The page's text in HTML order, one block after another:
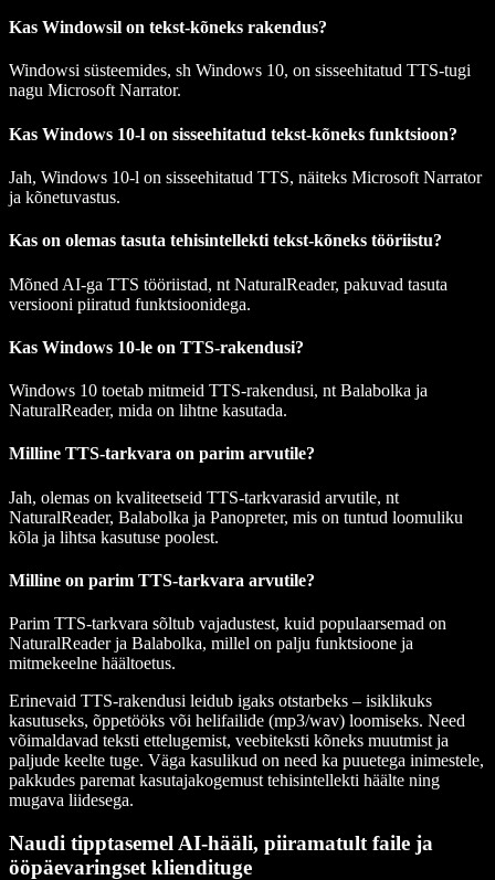
Kas Windowsil on tekst-kõneks rakendus?
Windowsi süsteemides, sh Windows 10, on sisseehitatud TTS-tugi
nagu Microsoft Narrator.
Kas Windows 10-l on sisseehitatud tekst-kõneks funktsioon?
Jah, Windows 10-l on sisseehitatud TTS, näiteks Microsoft Narrator
ja kõnetuvastus.
Kas on olemas tasuta tehisintellekti tekst-kõneks tööriistu?
Mõned AI-ga TTS tööriistad, nt NaturalReader, pakuvad tasuta
versiooni piiratud funktsioonidega.
Kas Windows 10-le on TTS-rakendusi?
Windows 10 toetab mitmeid TTS-rakendusi, nt Balabolka ja
NaturalReader, mida on lihtne kasutada.
Milline TTS-tarkvara on parim arvutile?
Jah, olemas on kvaliteetseid TTS-tarkvarasid arvutile, nt
NaturalReader, Balabolka ja Panopreter, mis on tuntud loomuliku
kõla ja lihtsa kasutuse poolest.
Milline on parim TTS-tarkvara arvutile?
Parim TTS-tarkvara sõltub vajadustest, kuid populaarsemad on
NaturalReader ja Balabolka, millel on palju funktsioone ja
mitmekeelne häältoetus.
Erinevaid TTS-rakendusi leidub igaks otstarbeks – isiklikuks
kasutuseks, õppetööks või helifailide (mp3/wav) loomiseks. Need
võimaldavad teksti ettelugemist, veebiteksti kõneks muutmist ja
paljude keelte tuge. Väga kasulikud on need ka puuetega inimestele,
pakkudes paremat kasutajakogemust tehisintellekti häälte ning
mugava liidesega.
Naudi tipptasemel AI-hääli, piiramatult faile ja
ööpäevaringset kliendituge